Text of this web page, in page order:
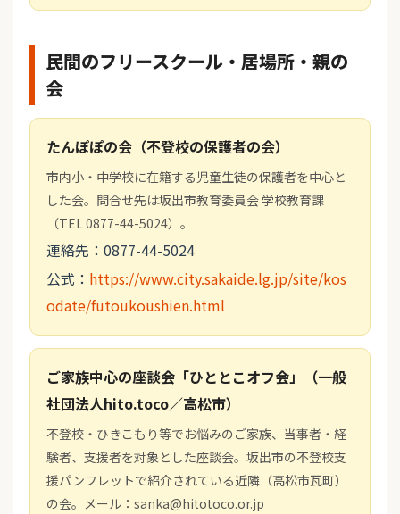
民間のフリースクール・居場所・親の
会
たんぽぽの会（不登校の保護者の会）
市内小・中学校に在籍する児童生徒の保護者を中心と
した会。問合せ先は坂出市教育委員会 学校教育課
（TEL 0877-44-5024）。
連絡先：0877-44-5024
公式： https://www.city.sakaide.lg.jp/site/kos
odate/futoukoushien.html
ご家族中心の座談会「ひととこオフ会」（一般
社団法人hito.toco／高松市）
不登校・ひきこもり等でお悩みのご家族、当事者・経
験者、支援者を対象とした座談会。坂出市の不登校支
援パンフレットで紹介されている近隣（高松市瓦町）
の会。メール：sanka@hitotoco.or.jp